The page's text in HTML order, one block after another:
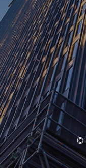
©